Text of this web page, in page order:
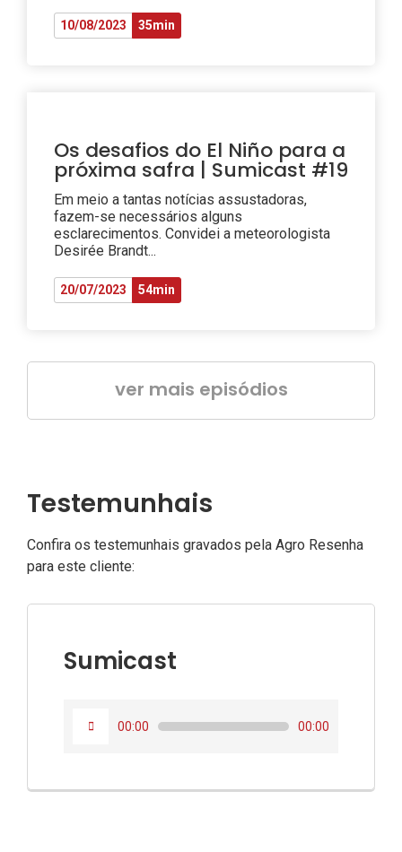
10/08/2023 35min
Os desafios do El Niño para a
próxima safra | Sumicast #19
Em meio a tantas notícias assustadoras,
fazem-se necessários alguns
esclarecimentos. Convidei a meteorologista
Desirée Brandt...
20/07/2023 54min
ver mais episódios
Testemunhais
Confira os testemunhais gravados pela Agro Resenha
para este cliente:
Sumicast
Tocador00:00 00:00